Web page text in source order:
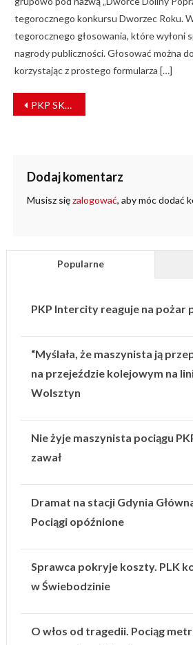
tegorocznego konkursu Dworzec Roku.
tegorocznego głosowania, które wyłoni
nagrody publiczności. Głosować można
korzystając z prostego formularza […]
NAWIGACJA
WPISU
PKP SKM w Trójmieście z ofertami na przeglądy P4
Dodaj komentarz
Musisz sięzalogować, aby móc dodać
Popularne
PKP Intercity reaguje na pożar
“Myślała, że maszynista ją
na przejeździe kolejowym na
Wolsztyn
Nie żyje maszynista pociągu
zawał
Dramat na stacji Gdynia
Pociągi opóźnione
Sprawca pokryje koszty. PLK
w Świebodzinie
O włos od tragedii. Pociąg